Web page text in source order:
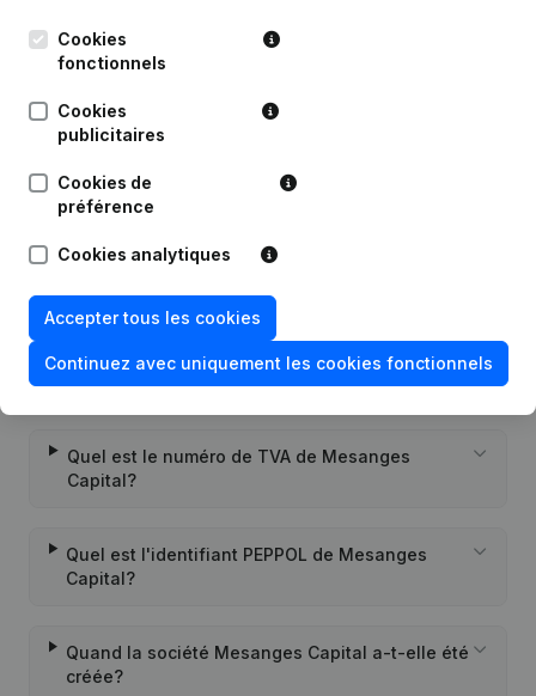
Succursale, etc...)
Questions fréquemment posées
Quel est le numéro de TVA de Mesanges
Capital?
Quel est l'identifiant PEPPOL de Mesanges
Capital?
Quand la société Mesanges Capital a-t-elle été
créée?
Cookies
fonctionnels
Cookies
publicitaires
Cookies de
préférence
Cookies analytiques
Accepter tous les cookies
Continuez avec uniquement les cookies fonctionnels